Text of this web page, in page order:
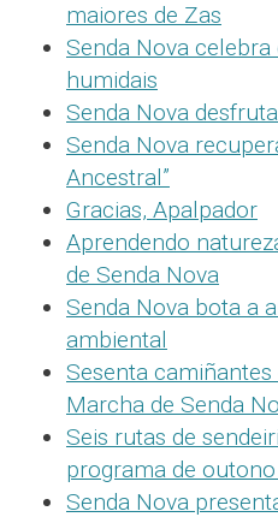
maiores de Zas
Senda Nova
humidais
Senda Nova
Senda Nova
Ancestral”
Gracias, Apalpador
Aprendendo
de Senda Nova
Senda Nova bota a
ambiental
Sesenta
Marcha de Senda
Seis rutas de
programa de
Senda Nova